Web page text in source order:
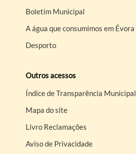
Boletim Municipal
A água que consumimos em Évora
Desporto
Outros acessos
Índice de Transparência Municipal
Mapa do site
Livro Reclamações
Aviso de Privacidade